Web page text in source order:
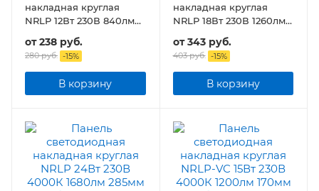
накладная круглая
NRLP 12Вт 230В 840лм
от238 руб.
280 руб. -15%
В корзину
накладная круглая
NRLP 18Вт 230В 1260лм
от343 руб.
403 руб. -15%
В корзину